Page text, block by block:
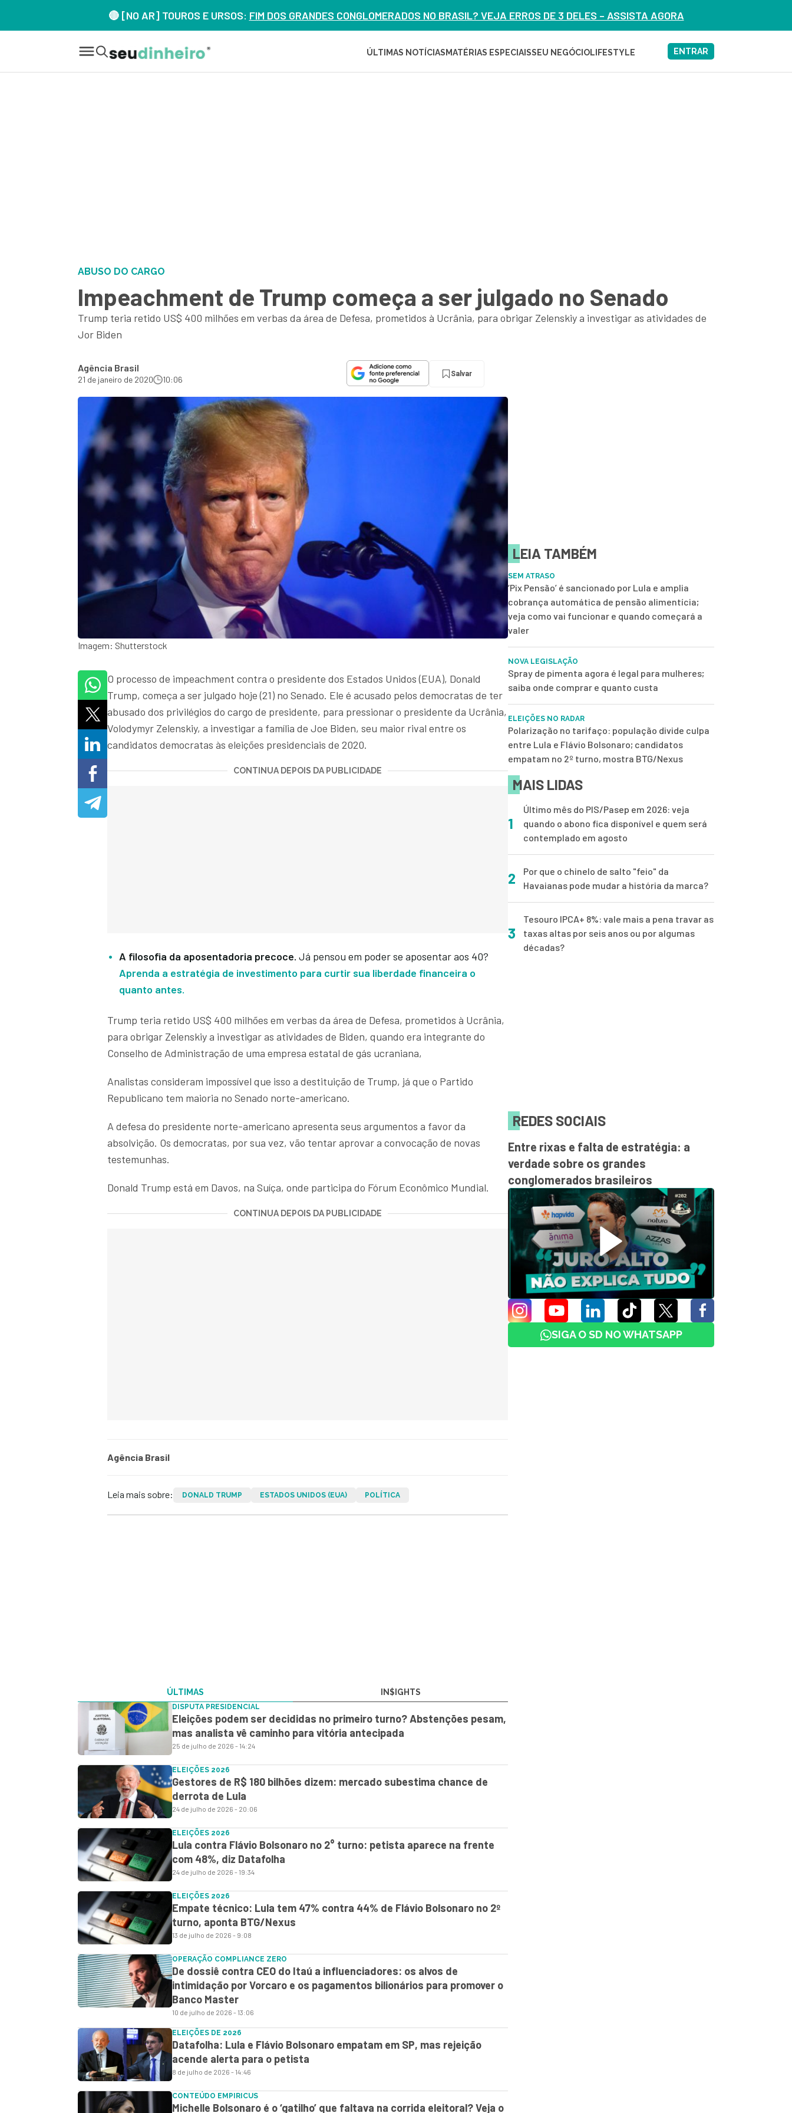
🔴 [NO AR] TOUROS E URSOS: FIM DOS GRANDES CONGLOMERADOS NO BRASIL? VEJA ERROS DE 3 DELES – ASSISTA AGORA
ÚLTIMAS NOTÍCIAS MATÉRIAS ESPECIAISSEU NEGÓCIOLIFESTYLE ENTRAR
ABUSO DO CARGO
Impeachment de Trump começa a ser julgado no Senado
Trump teria retido US$ 400 milhões em verbas da área de Defesa, prometidos à Ucrânia, para obrigar Zelenskiy a investigar as atividades de
Jor Biden
Agência Brasil
21 de janeiro de 2020 10:06
Salvar
Imagem: Shutterstock
O processo de impeachment contra o presidente dos Estados Unidos (EUA), Donald
Trump, começa a ser julgado hoje (21) no Senado. Ele é acusado pelos democratas de ter
abusado dos privilégios do cargo de presidente, para pressionar o presidente da Ucrânia,
Volodymyr Zelenskiy, a investigar a família de Joe Biden, seu maior rival entre os
candidatos democratas às eleições presidenciais de 2020.
CONTINUA DEPOIS DA PUBLICIDADE
A filosofia da aposentadoria precoce. Já pensou em poder se aposentar aos 40?
Aprenda a estratégia de investimento para curtir sua liberdade financeira o
quanto antes.
Trump teria retido US$ 400 milhões em verbas da área de Defesa, prometidos à Ucrânia,
para obrigar Zelenskiy a investigar as atividades de Biden, quando era integrante do
Conselho de Administração de uma empresa estatal de gás ucraniana,
Analistas consideram impossível que isso a destituição de Trump, já que o Partido
Republicano tem maioria no Senado norte-americano.
A defesa do presidente norte-americano apresenta seus argumentos a favor da
absolvição. Os democratas, por sua vez, vão tentar aprovar a convocação de novas
testemunhas.
Donald Trump está em Davos, na Suíça, onde participa do Fórum Econômico Mundial.
CONTINUA DEPOIS DA PUBLICIDADE
Agência Brasil
Leia mais sobre: DONALD TRUMP ESTADOS UNIDOS (EUA) POLÍTICA
ÚLTIMAS IN$IGHTS
DISPUTA PRESIDENCIAL
Eleições podem ser decididas no primeiro turno? Abstenções pesam,
mas analista vê caminho para vitória antecipada
25 de julho de 2026 - 14:24
ELEIÇÕES 2026
Gestores de R$ 180 bilhões dizem: mercado subestima chance de
derrota de Lula
24 de julho de 2026 - 20:06
ELEIÇÕES 2026
Lula contra Flávio Bolsonaro no 2° turno: petista aparece na frente
com 48%, diz Datafolha
24 de julho de 2026 - 19:34
ELEIÇÕES 2026
Empate técnico: Lula tem 47% contra 44% de Flávio Bolsonaro no 2º
turno, aponta BTG/Nexus
13 de julho de 2026 - 9:08
OPERAÇÃO COMPLIANCE ZERO
De dossiê contra CEO do Itaú a influenciadores: os alvos de
intimidação por Vorcaro e os pagamentos bilionários para promover o
Banco Master
10 de julho de 2026 - 13:06
ELEIÇÕES DE 2026
Datafolha: Lula e Flávio Bolsonaro empatam em SP, mas rejeição
acende alerta para o petista
8 de julho de 2026 - 14:46
CONTEÚDO EMPIRICUS
Michelle Bolsonaro é o ‘gatilho’ que faltava na corrida eleitoral? Veja o
LEIA TAMBÉM
SEM ATRASO
‘Pix Pensão’ é sancionado por Lula e amplia
cobrança automática de pensão alimentícia;
veja como vai funcionar e quando começará a
valer
NOVA LEGISLAÇÃO
Spray de pimenta agora é legal para mulheres;
saiba onde comprar e quanto custa
ELEIÇÕES NO RADAR
Polarização no tarifaço: população divide culpa
entre Lula e Flávio Bolsonaro; candidatos
empatam no 2º turno, mostra BTG/Nexus
MAIS LIDAS
1
Último mês do PIS/Pasep em 2026: veja
quando o abono fica disponível e quem será
contemplado em agosto
2
Por que o chinelo de salto "feio" da
Havaianas pode mudar a história da marca?
3
Tesouro IPCA+ 8%: vale mais a pena travar as
taxas altas por seis anos ou por algumas
décadas?
REDES SOCIAIS
Entre rixas e falta de estratégia: a
verdade sobre os grandes
conglomerados brasileiros
SIGA O SD NO WHATSAPP